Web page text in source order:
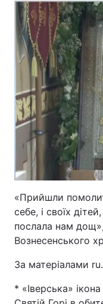
«Прийшли
себе, і своїх
послала нам
Вознесенського
За матеріалами
* «Іверська»